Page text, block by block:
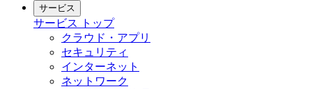
サービス
サービス トップ
クラウド・アプリ
セキュリティ
インターネット
ネットワーク